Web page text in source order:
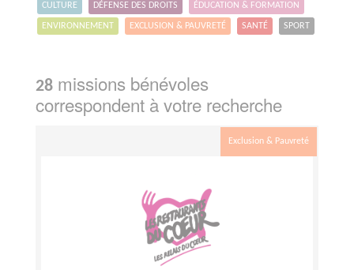
CULTURE DÉFENSE DES DROITS ÉDUCATION & FORMATION
ENVIRONNEMENT EXCLUSION & PAUVRETÉ SANTÉ SPORT
28 missions bénévoles
correspondent à votre recherche
Exclusion & Pauvreté